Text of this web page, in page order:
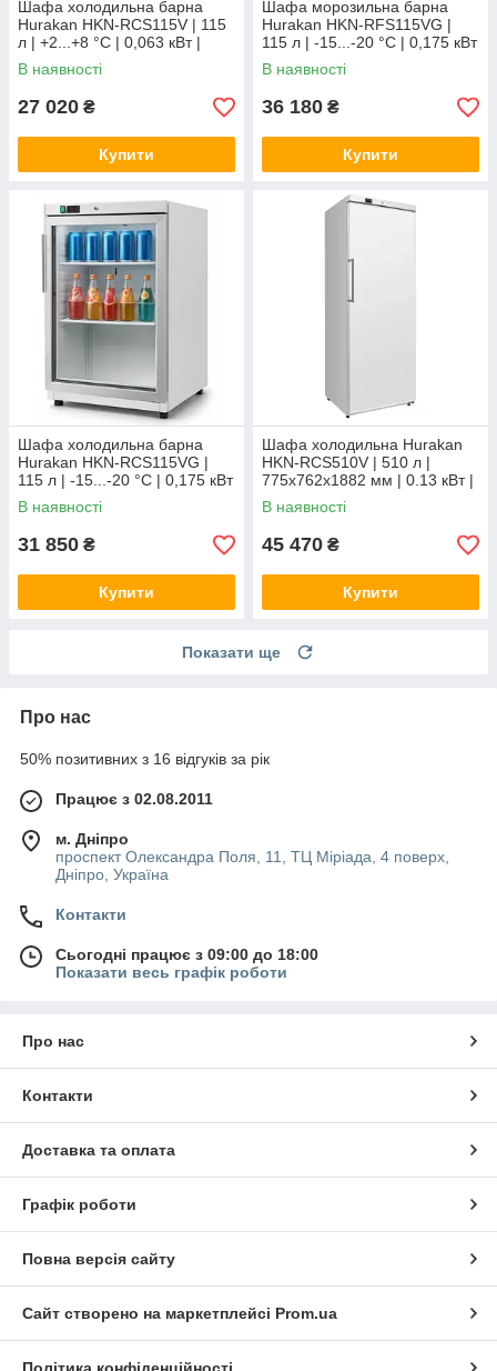
Шафа холодильна барна
Hurakan HKN-RCS115V | 115
л | +2...+8 °C | 0,063 кВт |
220В
В наявності
27 020 ₴
Купити
Шафа морозильна барна
Hurakan HKN-RFS115VG |
115 л | -15...-20 °C | 0,175 кВт
| 220В
В наявності
36 180 ₴
Купити
Шафа холодильна барна
Hurakan HKN-RCS115VG |
115 л | -15...-20 °C | 0,175 кВт
| 220В
В наявності
31 850 ₴
Купити
Шафа холодильна Hurakan
HKN-RCS510V | 510 л |
775x762x1882 мм | 0.13 кВт |
220В
В наявності
45 470 ₴
Купити
Показати ще
Про нас
50% позитивних з 16 відгуків за рік
Працює з 02.08.2011
м. Дніпро
проспект Олександра Поля, 11, ТЦ Міріада, 4 поверх,
Дніпро, Україна
Контакти
Сьогодні працює з 09:00 до 18:00
Показати весь графік роботи
Про нас
Контакти
Доставка та оплата
Графік роботи
Повна версія сайту
Сайт створено на маркетплейсі Prom.ua